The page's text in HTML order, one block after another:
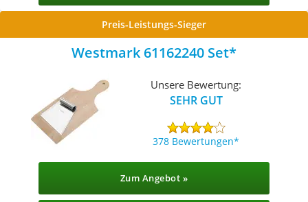
Preis-Leistungs-Sieger
Westmark 61162240 Set
Unsere Bewertung:
SEHR GUT
378 Bewertungen
Zum Angebot »